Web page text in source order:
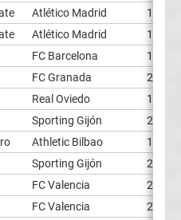
Atlético Madrid
16
Atlético Madrid
17
FC Barcelona
17
FC Granada
20
Real Oviedo
19
Sporting Gijón
20
Athletic Bilbao
19
Sporting Gijón
21
FC Valencia
24
FC Valencia
28